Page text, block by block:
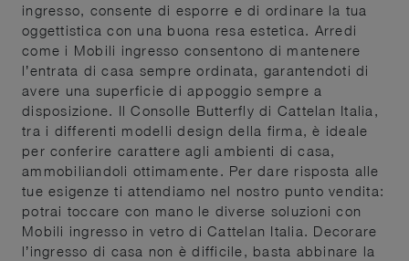
ingresso, consente di esporre e di ordinare la tua
oggettistica con una buona resa estetica. Arredi
come i Mobili ingresso consentono di mantenere
l’entrata di casa sempre ordinata, garantendoti di
avere una superficie di appoggio sempre a
disposizione. Il Consolle Butterfly di Cattelan Italia,
tra i differenti modelli design della firma, è ideale
per conferire carattere agli ambienti di casa,
ammobiliandoli ottimamente. Per dare risposta alle
tue esigenze ti attendiamo nel nostro punto vendita:
potrai toccare con mano le diverse soluzioni con
Mobili ingresso in vetro di Cattelan Italia. Decorare
l’ingresso di casa non è difficile, basta abbinare la